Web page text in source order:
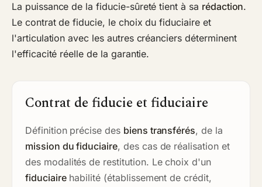
La puissance de la fiducie-sûreté tient à sa rédaction.
Le contrat de fiducie, le choix du fiduciaire et
l'articulation avec les autres créanciers déterminent
l'efficacité réelle de la garantie.
Contrat de fiducie et fiduciaire
Définition précise des biens transférés, de la
mission du fiduciaire, des cas de réalisation et
des modalités de restitution. Le choix d'un
fiduciairehabilité (établissement de crédit,